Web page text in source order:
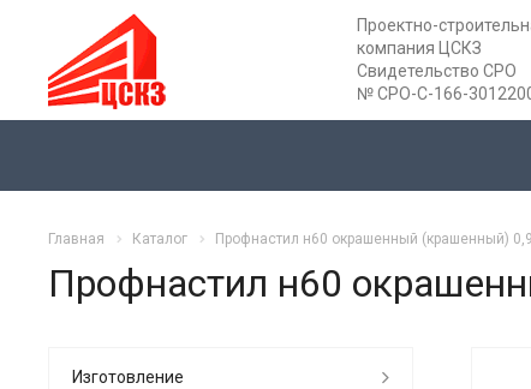
Проектно-
компания ЦСКЗ
Свидетельство СРО
№ СРО-С-166-
Главная Каталог Профнастил н60 окрашенный (крашенный)
Профнастил н60
Изготовление